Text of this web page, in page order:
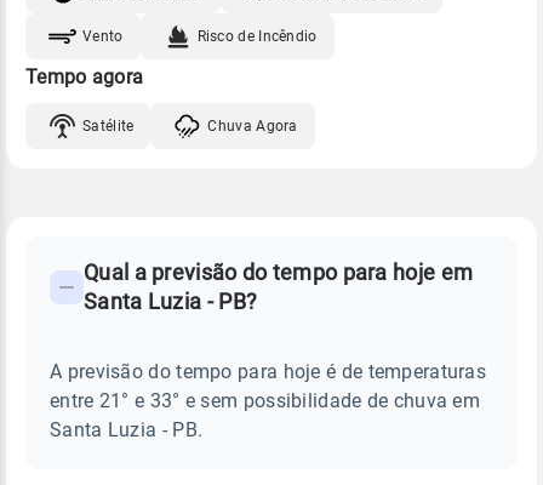
Vento Risco de Incêndio
Tempo agora
Satélite Chuva Agora
PREVISÃO
TEMPO
LUZIA
Perguntas
sobre
chuva
Qual a previsão do tempo para hoje em
Santa Luzia - PB?
A previsão do tempo para hoje é de temperaturas
entre 21° e 33° e sem possibilidade de chuva em
Santa Luzia - PB.